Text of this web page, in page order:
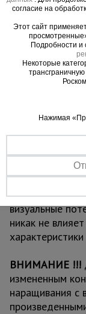
люк для
для
размещать на
общий вес до
рекомендуем
стабилизаторов
устойчивости
Обращаем ваше
визуальные
никак не
ВНИМАНИЕ !!!
измененным
наращивания
согласие на
Этот сайт
Подробности и
Некоторые
Нажимая